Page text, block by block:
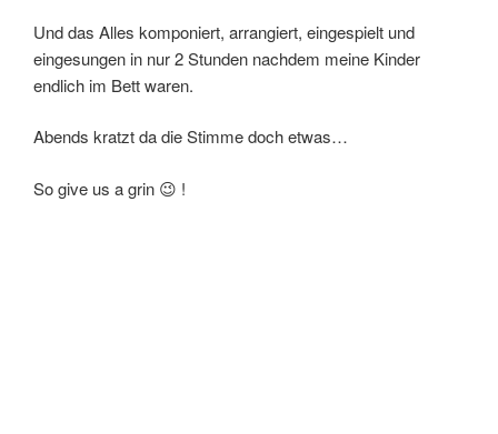
Und das Alles komponiert, arrangiert, eingespielt und
eingesungen in nur 2 Stunden nachdem meine Kinder
endlich im Bett waren.
Abends kratzt da die Stimme doch etwas…
So give us a grin 😉 !